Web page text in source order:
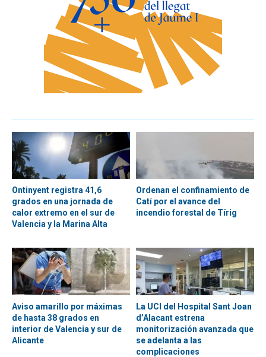
Ontinyent registra 41,6
grados en una jornada de
calor extremo en el sur de
Valencia y la Marina Alta
Ordenan el confinamiento de
Catí por el avance del
incendio forestal de Tírig
Aviso amarillo por máximas
de hasta 38 grados en
interior de Valencia y sur de
Alicante
La UCI del Hospital Sant Joan
d’Alacant estrena
monitorización avanzada que
se adelanta a las
complicaciones